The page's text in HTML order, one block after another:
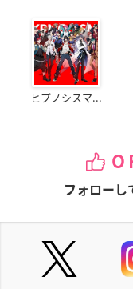
ヒプノシスマ...
フォローし